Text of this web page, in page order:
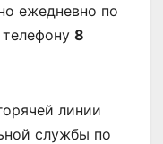
ежедневно по
8
линии
службы по